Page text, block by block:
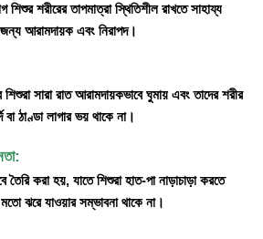
শিশুর শরীরের তাপমাত্রা স্থিতিশীল রাখতে সাহায্য
আরামদায়ক এবং নিরাপদ।
শিশুরা সারা রাত আরামদায়কভাবে ঘুমায় এবং তাদের শরীর
বা ঠাণ্ডা লাগার ভয় থাকে না।
তৈরি করা হয়, যাতে শিশুরা হাত-পা নাড়াচাড়া করতে
ঝরে যাওয়ার সম্ভাবনা থাকে না।